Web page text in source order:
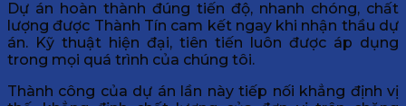
Dự án hoàn thành đúng tiến độ, nhanh chóng, chất
lượng được Thành Tín cam kết ngay khi nhận thầu dự
án. Kỹ thuật hiện đại, tiên tiến luôn được áp dụng
trong mọi quá trình của chúng tôi.
Thành công của dự án lần này tiếp nối khẳng định vị